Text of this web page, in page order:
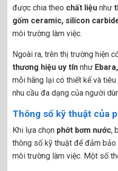
được chia theo chất liệu như
gốm ceramic, silicon
môi trường làm việc.
Ngoài ra, trên thị trường hiện
thương hiệu uy tín như
mỗi hãng lại có thiết kế và
nhu cầu đa dạng của người
Thông số kỹ thuật của
Khi lựa chọn phớt bơm nước,
thông số kỹ thuật để đảm
môi trường làm việc. Một số